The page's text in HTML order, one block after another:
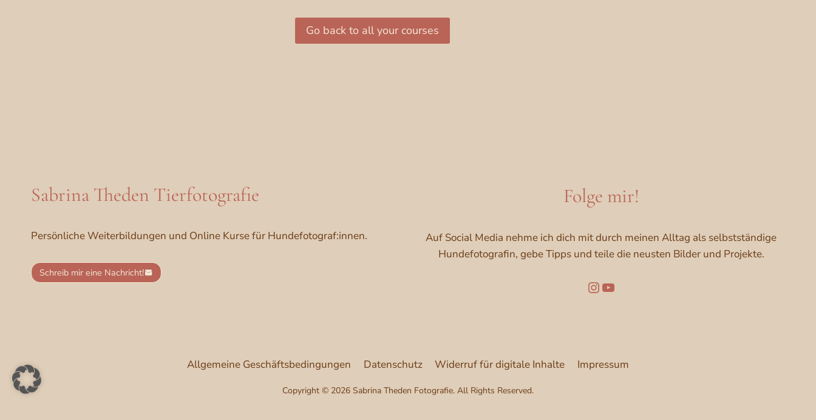
Go back to all your courses
Sabrina Theden Tierfotografie
Persönliche Weiterbildungen und Online Kurse für Hundefotograf:innen.
Schreib mir eine Nachricht!
Folge mir!
Auf Social Media nehme ich dich mit durch meinen Alltag als selbstständige
Hundefotografin, gebe Tipps und teile die neusten Bilder und Projekte.
Folge mir auf Instagram
YouTube
Allgemeine Geschäftsbedingungen Datenschutz Widerruf für digitale Inhalte Impressum
Copyright © 2026 Sabrina Theden Fotografie. All Rights Reserved.